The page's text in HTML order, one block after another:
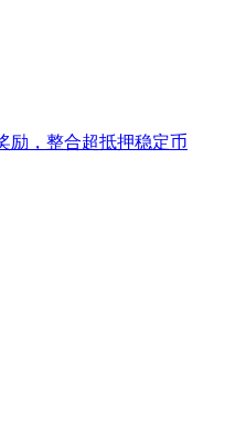
励，整合超抵押稳定币